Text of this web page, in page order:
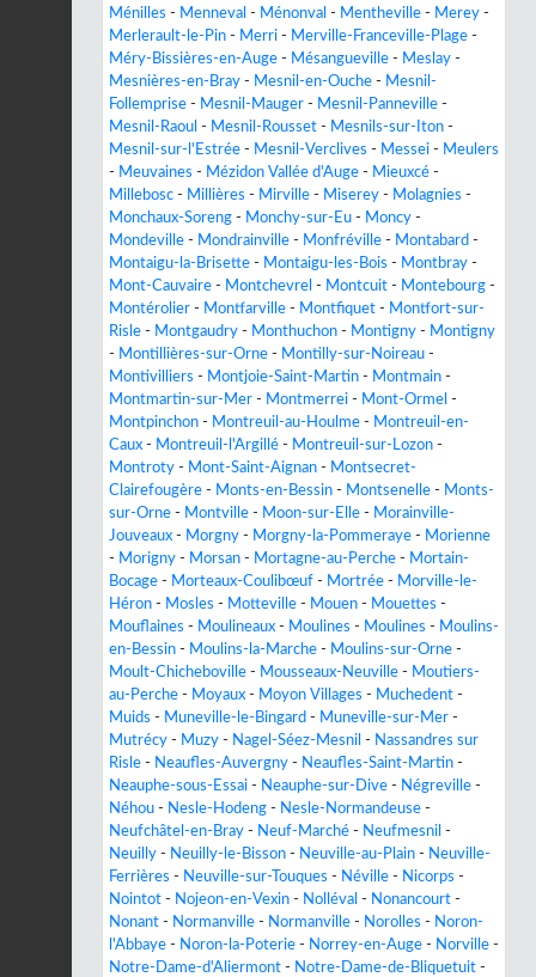
Ménilles - Menneval - Ménonval - Mentheville - Merey -
Merlerault-le-Pin - Merri - Merville-Franceville-Plage -
Méry-Bissières-en-Auge - Mésangueville - Meslay -
Mesnières-en-Bray - Mesnil-en-Ouche - Mesnil-
Follemprise - Mesnil-Mauger - Mesnil-Panneville -
Mesnil-Raoul - Mesnil-Rousset - Mesnils-sur-Iton -
Mesnil-sur-l'Estrée - Mesnil-Verclives - Messei - Meulers
- Meuvaines - Mézidon Vallée d'Auge - Mieuxcé -
Millebosc - Millières - Mirville - Miserey - Molagnies -
Monchaux-Soreng - Monchy-sur-Eu - Moncy -
Mondeville - Mondrainville - Monfréville - Montabard -
Montaigu-la-Brisette - Montaigu-les-Bois - Montbray -
Mont-Cauvaire - Montchevrel - Montcuit - Montebourg -
Montérolier - Montfarville - Montfiquet - Montfort-sur-
Risle - Montgaudry - Monthuchon - Montigny - Montigny
- Montillières-sur-Orne - Montilly-sur-Noireau -
Montivilliers - Montjoie-Saint-Martin - Montmain -
Montmartin-sur-Mer - Montmerrei - Mont-Ormel -
Montpinchon - Montreuil-au-Houlme - Montreuil-en-
Caux - Montreuil-l'Argillé - Montreuil-sur-Lozon -
Montroty - Mont-Saint-Aignan - Montsecret-
Clairefougère - Monts-en-Bessin - Montsenelle - Monts-
sur-Orne - Montville - Moon-sur-Elle - Morainville-
Jouveaux - Morgny - Morgny-la-Pommeraye - Morienne
- Morigny - Morsan - Mortagne-au-Perche - Mortain-
Bocage - Morteaux-Coulibœuf - Mortrée - Morville-le-
Héron - Mosles - Motteville - Mouen - Mouettes -
Mouflaines - Moulineaux - Moulines - Moulines - Moulins-
en-Bessin - Moulins-la-Marche - Moulins-sur-Orne -
Moult-Chicheboville - Mousseaux-Neuville - Moutiers-
au-Perche - Moyaux - Moyon Villages - Muchedent -
Muids - Muneville-le-Bingard - Muneville-sur-Mer -
Mutrécy - Muzy - Nagel-Séez-Mesnil - Nassandres sur
Risle - Neaufles-Auvergny - Neaufles-Saint-Martin -
Neauphe-sous-Essai - Neauphe-sur-Dive - Négreville -
Néhou - Nesle-Hodeng - Nesle-Normandeuse -
Neufchâtel-en-Bray - Neuf-Marché - Neufmesnil -
Neuilly - Neuilly-le-Bisson - Neuville-au-Plain - Neuville-
Ferrières - Neuville-sur-Touques - Néville - Nicorps -
Nointot - Nojeon-en-Vexin - Nolléval - Nonancourt -
Nonant - Normanville - Normanville - Norolles - Noron-
l'Abbaye - Noron-la-Poterie - Norrey-en-Auge - Norville -
Notre-Dame-d'Aliermont - Notre-Dame-de-Bliquetuit -